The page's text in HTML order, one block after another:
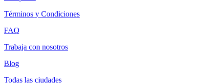
Términos y Condiciones
FAQ
Trabaja con nosotros
Blog
Todas las ciudades